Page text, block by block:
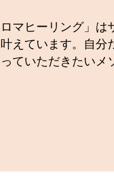
マヒーリング」
えています。自分
ていただきたいメ